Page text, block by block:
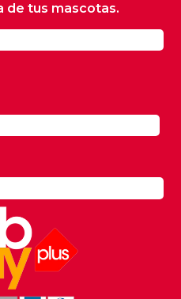
de tus mascotas.